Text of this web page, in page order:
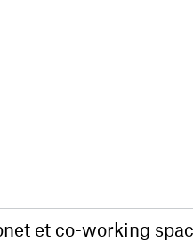
et co-working